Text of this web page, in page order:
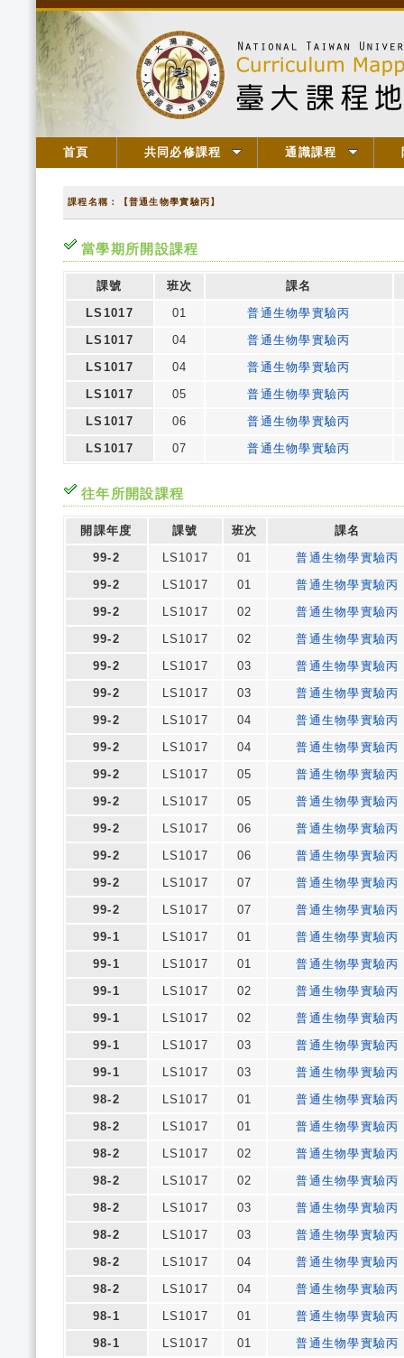
首頁 共同必修課程 通識課程
課程名稱：【普通生物學實驗丙】
當學期所開設課程
課號 班次
課名
LS1017
01
普通生物學實驗丙
LS1017
04
普通生物學實驗丙
LS1017
04
普通生物學實驗丙
LS1017
05
普通生物學實驗丙
LS1017
06
普通生物學實驗丙
LS1017
07 普通生物學實驗丙
往年所開設課程
開課年度 課號 班次
課名
99-2
LS1017 01
普通生物學實驗丙
99-2
LS1017 01
普通生物學實驗丙
99-2
LS1017 02
普通生物學實驗丙
99-2
LS1017 02
普通生物學實驗丙
99-2
LS1017 03
普通生物學實驗丙
99-2
LS1017 03
普通生物學實驗丙
99-2
LS1017 04
普通生物學實驗丙
99-2
LS1017 04
普通生物學實驗丙
99-2
LS1017 05
普通生物學實驗丙
99-2
LS1017 05
普通生物學實驗丙
99-2
LS1017 06
普通生物學實驗丙
99-2
LS1017 06
普通生物學實驗丙
99-2
LS1017 07
普通生物學實驗丙
99-2
LS1017 07
普通生物學實驗丙
99-1
LS1017 01
普通生物學實驗丙
99-1
LS1017 01
普通生物學實驗丙
99-1
LS1017 02
普通生物學實驗丙
99-1
LS1017 02
普通生物學實驗丙
99-1
LS1017 03
普通生物學實驗丙
99-1
LS1017 03
普通生物學實驗丙
98-2
LS1017 01
普通生物學實驗丙
98-2
LS1017 01
普通生物學實驗丙
98-2
LS1017 02
普通生物學實驗丙
98-2
LS1017 02
普通生物學實驗丙
98-2
LS1017 03
普通生物學實驗丙
98-2
LS1017 03
普通生物學實驗丙
98-2
LS1017 04
普通生物學實驗丙
98-2
LS1017 04
普通生物學實驗丙
98-1
LS1017 01
普通生物學實驗丙
98-1
LS1017 01
普通生物學實驗丙